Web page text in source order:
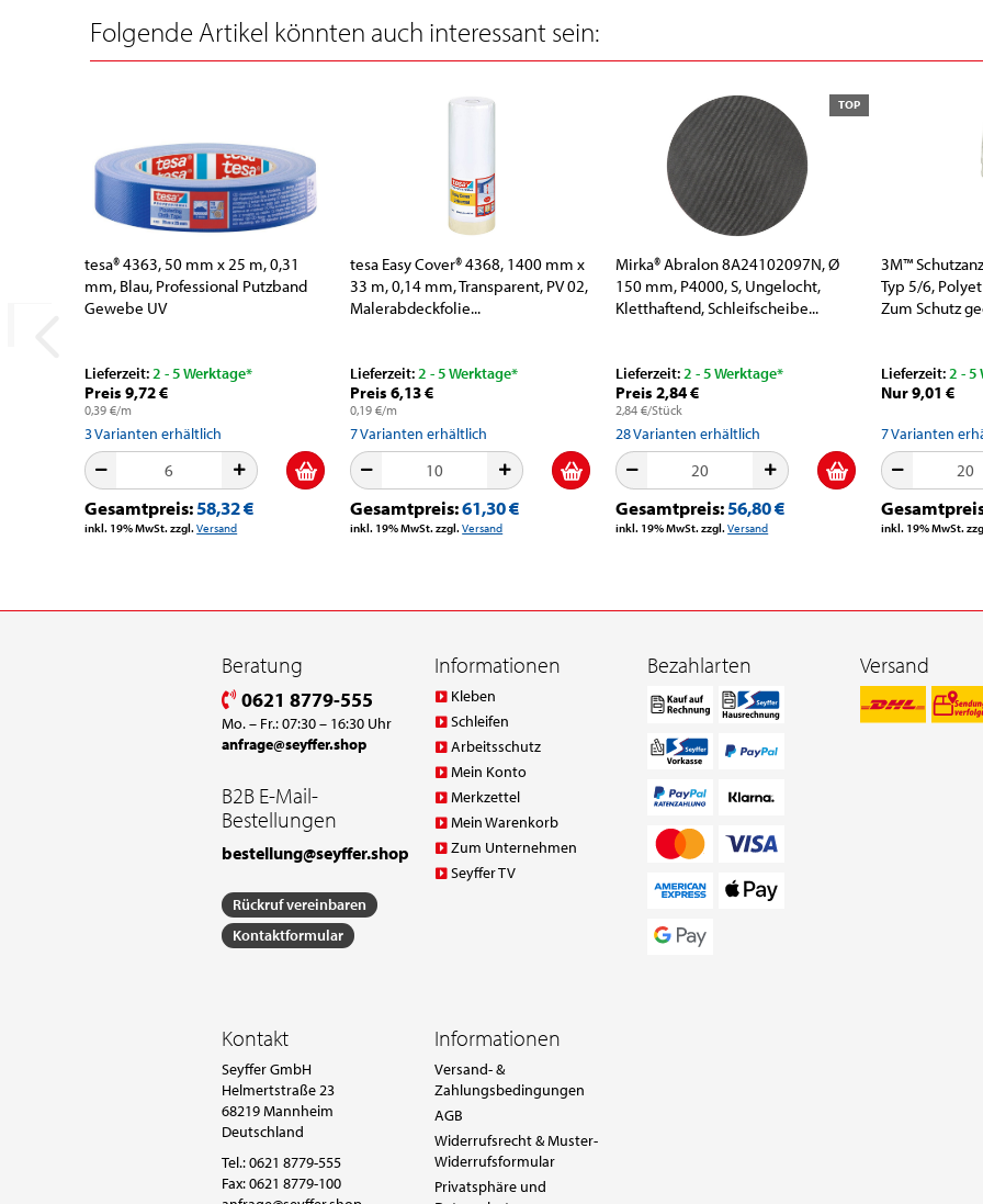
Folgende Artikel könnten auch interessant sein:
tesa® 4363, 50 mm x 25 m, 0,31
mm, Blau, Professional Putzband
Gewebe UV
Lieferzeit:2 - 5 Werktage*
Preis 9,72 €
0,39 €/m
3Varianten erhältlich
Gesamtpreis:58,32 €
inkl. 19% MwSt. zzgl.Versand
tesa Easy Cover® 4368, 1400 mm x
33 m, 0,14 mm, Transparent, PV 02,
Malerabdeckfolie...
Lieferzeit:2 - 5 Werktage*
Preis 6,13 €
0,19 €/m
7Varianten erhältlich
Gesamtpreis:61,30 €
inkl. 19% MwSt. zzgl.Versand
TOP
Mirka® Abralon 8A24102097N, Ø
150 mm, P4000, S, Ungelocht,
Kletthaftend, Schleifscheibe...
Lieferzeit:2 - 5 Werktage*
Preis 2,84 €
2,84 €/Stück
28Varianten erhältlich
Gesamtpreis:56,80 €
inkl. 19% MwSt. zzgl.Versand
3M™
Typ 5/6,
Zum Schutz
Lieferzeit:2 - 5
Nur 9,01 €
7Varianten
inkl. 19% MwSt.
Beratung
0621 8779-555
Mo. – Fr.: 07:30 – 16:30 Uhr
anfrage@seyffer.shop
B2B E-Mail-
Bestellungen
bestellung@seyffer.shop
Rückruf vereinbaren
Kontaktformular
Informationen
Kleben
Schleifen
Arbeitsschutz
Mein Konto
Merkzettel
Mein Warenkorb
Zum Unternehmen
Seyffer TV
Bezahlarten Versand
Kontakt
Seyffer GmbH
Helmertstraße 23
68219 Mannheim
Deutschland
Tel.:0621 8779-555
Fax: 0621 8779-100
Informationen
Versand- &
Zahlungsbedingungen
AGB
Widerrufsrecht & Muster-
Widerrufsformular
Privatsphäre und